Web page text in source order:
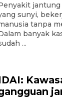
jantung
sunyi,
tanpa
banyak
...